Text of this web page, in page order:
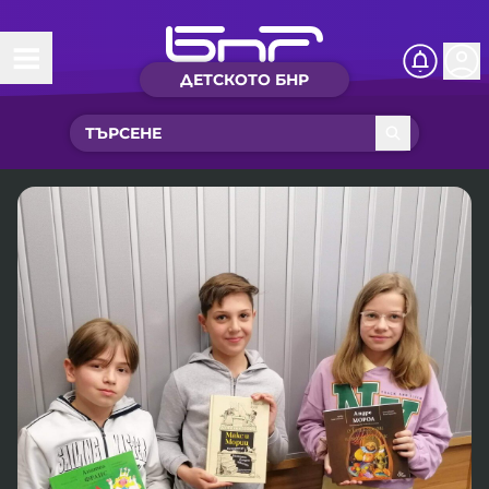
ДЕТСКОТО БНР
Начало
Какво ново?
Рубрики с вълшебства
Детско радио
Чуйте
Новините на детски език
Приказки
Песнички
Искри
Интересен архив
Нашите гости